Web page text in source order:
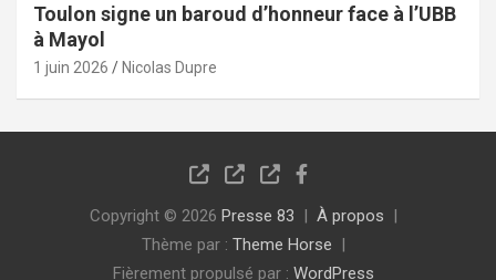
Toulon signe un baroud d’honneur face à l’UBB
à Mayol
1 juin 2026 Nicolas Dupre
Copyright © 2026 Presse 83
À propos
Thème par : Theme Horse
Fièrement propulsé par : WordPress